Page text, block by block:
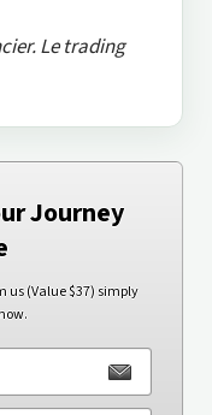
Le trading
Journey
us (Value $37) simply